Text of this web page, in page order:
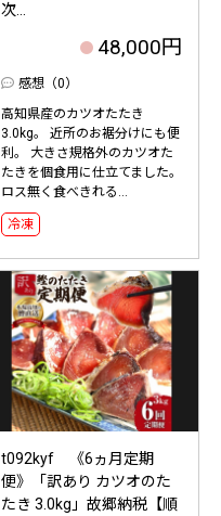
次...
48,000円
感想（0）
高知県産のカツオたたき
3.0kg。 近所のお裾分けにも便
利。 大きさ規格外のカツオた
たきを個食用に仕立てました。
ロス無く食べきれる...
冷凍
t092kyf 《6ヵ月定期
便》「訳あり カツオのた
たき 3.0kg」故郷納税【順